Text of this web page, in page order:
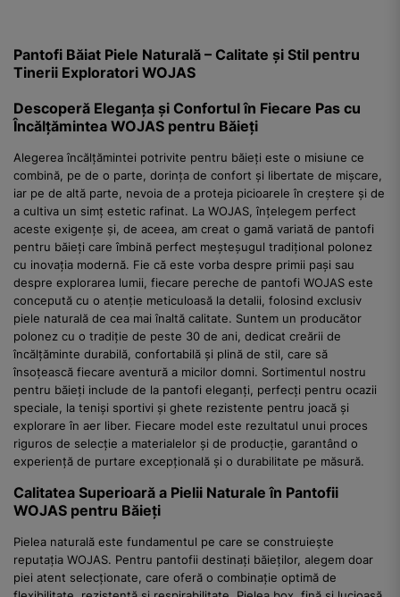
Pantofi Băiat Piele Naturală – Calitate și Stil pentru
Tinerii Exploratori WOJAS
Descoperă Eleganța și Confortul în Fiecare Pas cu
Încălțămintea WOJAS pentru Băieți
Alegerea încălțămintei potrivite pentru băieți este o misiune ce
combină, pe de o parte, dorința de confort și libertate de mișcare,
iar pe de altă parte, nevoia de a proteja picioarele în creștere și de
a cultiva un simț estetic rafinat. La WOJAS, înțelegem perfect
aceste exigențe și, de aceea, am creat o gamă variată de pantofi
pentru băieți care îmbină perfect meșteșugul tradițional polonez
cu inovația modernă. Fie că este vorba despre primii pași sau
despre explorarea lumii, fiecare pereche de pantofi WOJAS este
concepută cu o atenție meticuloasă la detalii, folosind exclusiv
piele naturală de cea mai înaltă calitate. Suntem un producător
polonez cu o tradiție de peste 30 de ani, dedicat creării de
încălțăminte durabilă, confortabilă și plină de stil, care să
însoțească fiecare aventură a micilor domni. Sortimentul nostru
pentru băieți include de la pantofi eleganți, perfecți pentru ocazii
speciale, la teniși sportivi și ghete rezistente pentru joacă și
explorare în aer liber. Fiecare model este rezultatul unui proces
riguros de selecție a materialelor și de producție, garantând o
experiență de purtare excepțională și o durabilitate pe măsură.
Calitatea Superioară a Pielii Naturale în Pantofii
WOJAS pentru Băieți
Pielea naturală este fundamentul pe care se construiește
reputația WOJAS. Pentru pantofii destinați băieților, alegem doar
piei atent selecționate, care oferă o combinație optimă de